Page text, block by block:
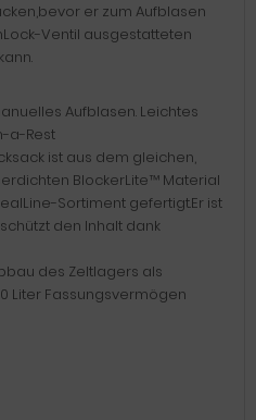
er zum Aufblasen
Ventil ausgestatteten
Aufblasen. Leichtes
a-Rest
ist aus dem gleichen,
BlockerLite™ Material
Sortiment gefertigt.Er ist
den Inhalt dank
des Zeltlagers als
Liter Fassungsvermögen